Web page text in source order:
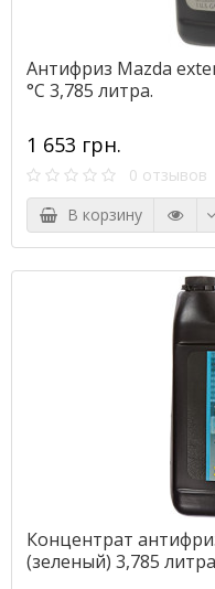
Антифриз Mazda
°C 3,785 литра.
1 653 грн.
0 отзывов
В корзину
Концентрат
(зеленый) 3,785